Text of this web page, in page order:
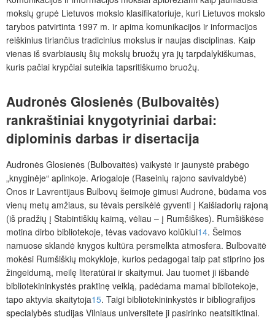
mokslų grupė Lietuvos mokslo klasifikatoriuje, kuri Lietuvos mokslo
tarybos patvirtinta 1997 m. ir apima komunikacijos ir informacijos
reiškinius tiriančius tradicinius mokslus ir naujas disciplinas. Kaip
vienas iš svarbiausių šių mokslų bruožų yra jų tarpdalykiškumas,
kuris pačiai krypčiai suteikia tapsritiškumo bruožų.
Audronės Glosienės (Bulbovaitės)
rankraštiniai knygotyriniai darbai:
diplominis darbas ir disertacija
Audronės Glosienės (Bulbovaitės) vaikystė ir jaunystė prabėgo
„knyginėje“ aplinkoje. Ariogaloje (Raseinių rajono savivaldybė)
Onos ir Lavrentijaus Bulbovų šeimoje gimusi Audronė, būdama vos
vienų metų amžiaus, su tėvais persikėlė gyventi į Kaišiadorių rajoną
(iš pradžių į Stabintiškių kaimą, vėliau ‒ į Rumšiškes). Rumšiškėse
motina dirbo bibliotekoje, tėvas vadovavo kolūkiui14. Šeimos
namuose sklandė knygos kultūra persmelkta atmosfera. Bulbovaitė
mokėsi Rumšiškių mokykloje, kurios pedagogai taip pat stiprino jos
žingeidumą, meilę literatūrai ir skaitymui. Jau tuomet ji išbandė
bibliotekininkystės praktinę veiklą, padėdama mamai bibliotekoje,
tapo aktyvia skaitytoja15. Taigi bibliotekininkystės ir bibliografijos
specialybės studijas Vilniaus universitete ji pasirinko neatsitiktinai.